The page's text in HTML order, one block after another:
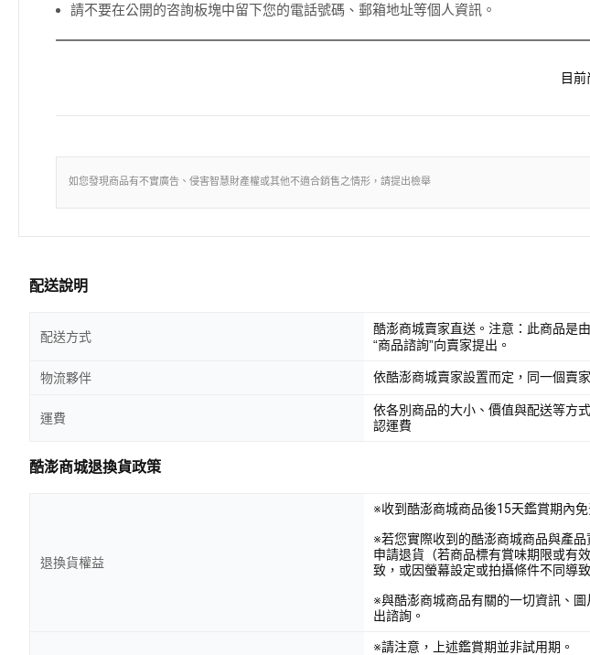
請不要在公開的咨詢板塊中留下您的電話號碼、郵箱地址等個人資訊。
目前
如您發現商品有不實廣告、侵害智慧財產權或其他不適合銷售之情形，請提出檢舉
配送說明
配送方式
酷澎商城賣家直送。注意：此商品是
“商品諮詢”向賣家提出。
物流夥伴 依酷澎商城賣家設置而定，同一個賣
運費
依各別商品的大小、價值與配送等方
認運費
酷澎商城退換貨政策
退換貨權益
※收到酷澎商城商品後15天鑑賞期內免
※若您實際收到的酷澎商城商品與產
申請退貨（若商品標有賞味期限或有
致，或因螢幕設定或拍攝條件不同導
※與酷澎商城商品有關的一切資訊、
出諮詢。
※請注意，上述鑑賞期並非試用期。